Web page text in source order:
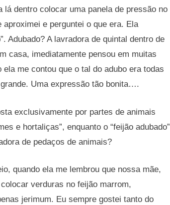
dentro colocar uma panela de pressão no
e perguntei o que era. Ela
Adubado? A lavradora de quintal dentro de
casa, imediatamente pensou em muitas
me contou que o tal do adubo era todas
Uma expressão tão bonita….
exclusivamente por partes de animais
e hortaliças”, enquanto o “feijão adubado”
de pedaços de animais?
quando ela me lembrou que nossa mãe,
verduras no feijão marrom,
jerimum. Eu sempre gostei tanto do